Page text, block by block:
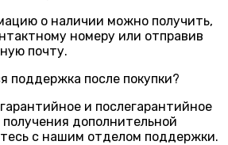
о наличии можно получить,
номеру или отправив
почту.
поддержка после покупки?
и послегарантийное
дополнительной
с нашим отделом поддержки.